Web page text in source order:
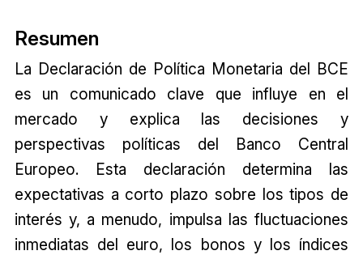
Resumen
La Declaración de Política Monetaria del BCE
es un comunicado clave que influye en el
mercado y explica las decisiones y
perspectivas políticas del Banco Central
Europeo. Esta declaración determina las
expectativas a corto plazo sobre los tipos de
interés y, a menudo, impulsa las fluctuaciones
inmediatas del euro, los bonos y los índices